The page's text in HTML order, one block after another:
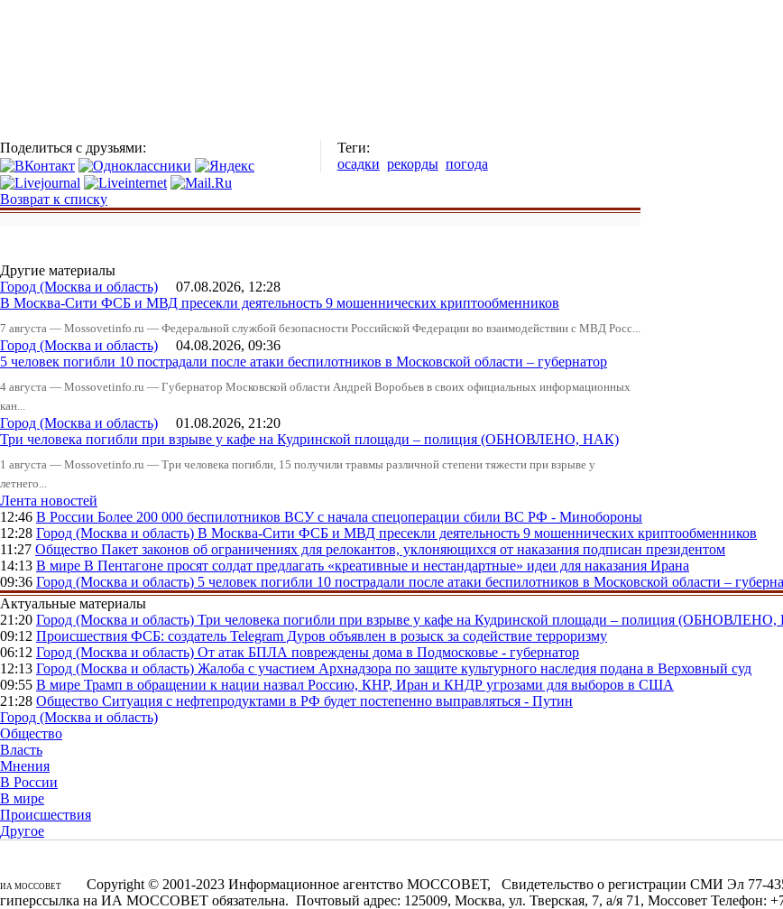
Поделиться с друзьями:
Теги:
осадки рекорды погода
Возврат к списку
Другие материалы
Город (Москва и область) 07.08.2026, 12:28
В Москва-Сити ФСБ и МВД пресекли деятельность 9 мошеннических криптообменников
7 августа — Mossovetinfo.ru — Федеральной службой безопасности Российской Федерации во взаимодействии с МВД Росс...
Город (Москва и область) 04.08.2026, 09:36
5 человек погибли 10 пострадали после атаки беспилотников в Московской области – губернатор
4 августа — Mossovetinfo.ru — Губернатор Московской области Андрей Воробьев в своих официальных информационных
кан...
Город (Москва и область) 01.08.2026, 21:20
Три человека погибли при взрыве у кафе на Кудринской площади – полиция (ОБНОВЛЕНО, НАК)
1 августа — Mossovetinfo.ru — Три человека погибли, 15 получили травмы различной степени тяжести при взрыве у
летнего...
Лента новостей
12:46 В России Более 200 000 беспилотников ВСУ с начала спецоперации сбили ВС РФ - Минобороны
12:28 Город (Москва и область) В Москва-Сити ФСБ и МВД пресекли деятельность 9 мошеннических криптообменников
11:27 Общество Пакет законов об ограничениях для релокантов, уклоняющихся от наказания подписан президентом
14:13 В мире В Пентагоне просят солдат предлагать «креативные и нестандартные» идеи для наказания Ирана
09:36 Город (Москва и область) 5 человек погибли 10 пострадали после атаки беспилотников в Московской области –
Актуальные материалы
21:20 Город (Москва и область) Три человека погибли при взрыве у кафе на Кудринской площади – полиция
09:12 Происшествия ФСБ: создатель Telegram Дуров объявлен в розыск за содействие терроризму
06:12 Город (Москва и область) От атак БПЛА повреждены дома в Подмосковье - губернатор
12:13 Город (Москва и область) Жалоба с участием Архнадзора по защите культурного наследия подана в Верховный суд
09:55 В мире Трамп в обращении к нации назвал Россию, КНР, Иран и КНДР угрозами для выборов в США
21:28 Общество Ситуация с нефтепродуктами в РФ будет постепенно выправляться - Путин
Город (Москва и область)
Общество
Власть
Мнения
В России
В мире
Происшествия
Другое
ИА МОССОВЕТ
Copyright © 2001-2023 Информационное агентство МОССОВЕТ, Свидетельство о регистрации СМИ Эл 77-
гиперссылка на ИА МОССОВЕТ обязательна. Почтовый адрес: 125009, Москва, ул. Тверская, 7, а/я 71, Моссовет Телефон: